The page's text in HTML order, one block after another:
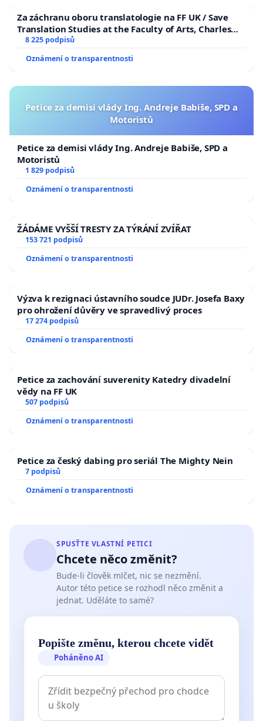
Za záchranu oboru translatologie na FF UK / Save
Translation Studies at the Faculty of Arts, Charles
University
8 225 podpisů
Oznámení o transparentnosti
Petice za demisi vlády Ing. Andreje Babiše, SPD a
Motoristů
Petice za demisi vlády Ing. Andreje Babiše, SPD a
Motoristů
1 829 podpisů
Oznámení o transparentnosti
ŽÁDÁME VYŠŠÍ TRESTY ZA TÝRÁNÍ ZVÍŘAT
153 721 podpisů
Oznámení o transparentnosti
Výzva k rezignaci ústavního soudce JUDr. Josefa Baxy
pro ohrožení důvěry ve spravedlivý proces
17 274 podpisů
Oznámení o transparentnosti
Petice za zachování suverenity Katedry divadelní
vědy na FF UK
507 podpisů
Oznámení o transparentnosti
Petice za český dabing pro seriál The Mighty Nein
7 podpisů
Oznámení o transparentnosti
SPUSŤTE VLASTNÍ PETICI
Chcete něco změnit?
Bude-li člověk mlčet, nic se nezmění.
Autor této petice se rozhodl něco změnit a
jednat. Uděláte to samé?
Popište změnu, kterou chcete vidět
Poháněno AI